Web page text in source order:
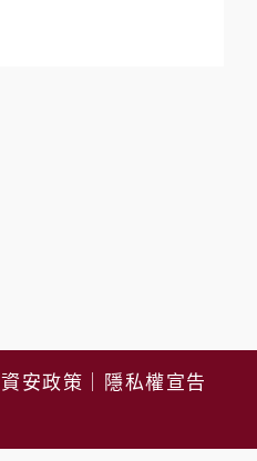
資安政策 隱私權宣告